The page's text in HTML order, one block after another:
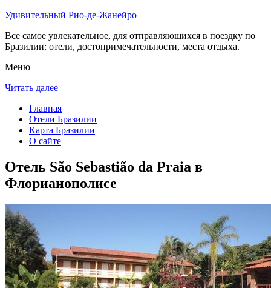
Удивительный Рио-де-Жанейро
Все самое увлекательное, для отправляющихся в поездку по
Бразилии: отели, достопримечательности, места отдыха.
Меню
Читать далее
Главная
Отели Бразилии
Карта Бразилии
О сайте
Отель São Sebastião da Praia в
Флорианополисе